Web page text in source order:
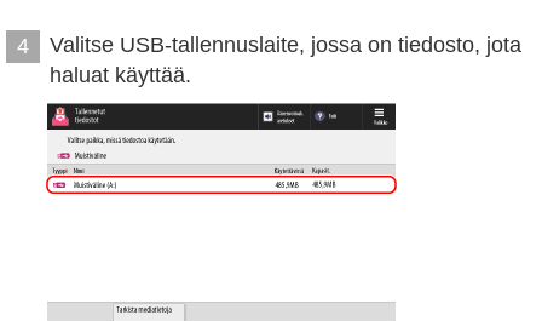
4
Valitse USB-tallennuslaite, jossa on tiedosto, jota
haluat käyttää.